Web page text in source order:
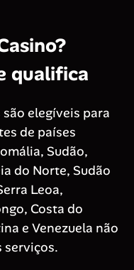
qualifica
são elegíveis para
de países
Sudão,
do Norte, Sudão
Leoa,
Costa do
e Venezuela não
serviços.